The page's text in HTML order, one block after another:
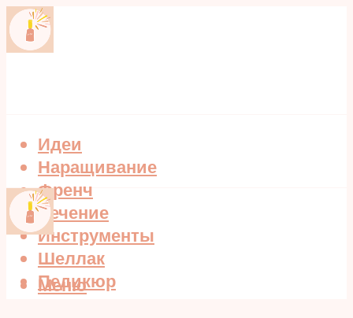
Идеи
Наращивание
Френч
Лечение
Инструменты
Шеллак
Педикюр
Меню